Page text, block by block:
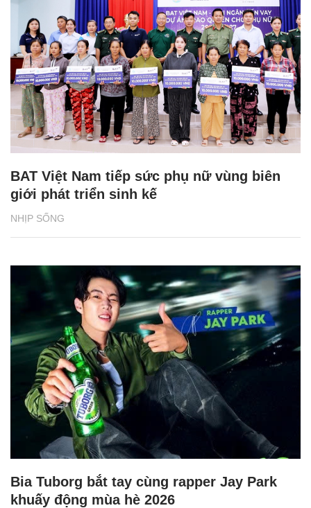
NHỊP SỐNG
BAT Việt Nam tiếp sức phụ nữ vùng biên
giới phát triển sinh kế
Bia Tuborg bắt tay cùng rapper Jay Park
khuấy động mùa hè 2026